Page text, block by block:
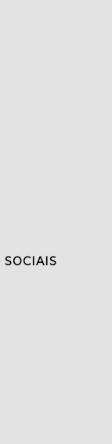
SOCIAIS